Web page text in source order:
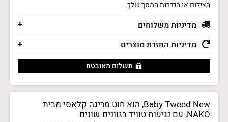
הצילום או הגדרות המסך שלך.
מדיניות משלוחים
מדיניות החזרת מוצרים
תשלום מאובטח
Baby Tweed New, הוא חוט סריגה קלאסי מבית
NAKO, עם נגיעות טוויד בגוונים שונים.